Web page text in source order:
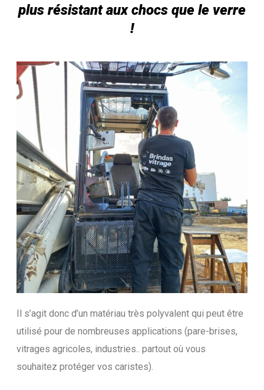
plus résistant aux chocs que le verre
!
Il s’agit donc d’un matériau très polyvalent qui peut être
utilisé pour de nombreuses applications (pare-brises,
vitrages agricoles, industries.. partout où vous
souhaitez protéger vos caristes).